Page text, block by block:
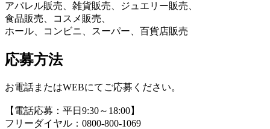
アパレル販売、雑貨販売、ジュエリー販売、
食品販売、コスメ販売、
ホール、コンビニ、スーパー、百貨店販売
応募方法
お電話またはWEBにてご応募ください。
【電話応募：平日9:30～18:00】
フリーダイヤル：0800-800-1069